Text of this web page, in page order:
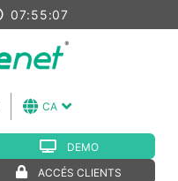
07:55:07
DEMO
ACCÉS CLIENTS
CA